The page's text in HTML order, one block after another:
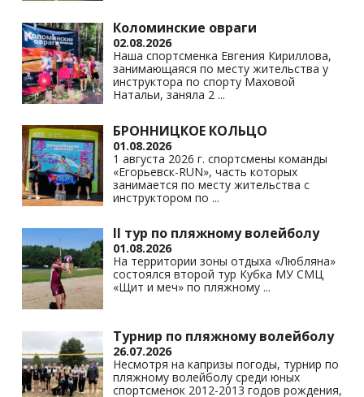
Коломинские овраги
02.08.2026
Наша спортсменка Евгения Кириллова,
занимающаяся по месту жительства у
инструктора по спорту Маховой
Натальи, заняла 2 ...
БРОННИЦКОЕ КОЛЬЦО
01.08.2026
1 августа 2026 г. спортсмены команды
«Егорьевск-RUN», часть которых
занимается по месту жительства с
инструктором по ...
II тур по пляжному волейболу
01.08.2026
На территории зоны отдыха «Любляна»
состоялся второй тур Кубка МУ СМЦ
«Щит и меч» по пляжному ...
Турнир по пляжному волейболу
26.07.2026
Несмотря на капризы погоды, турнир по
пляжному волейболу среди юных
спортсменок 2012-2013 годов рождения,